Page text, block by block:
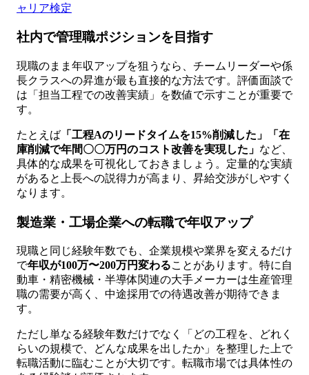
ャリア検定
社内で管理職ポジションを目指す
現職のまま年収アップを狙うなら、チームリーダーや係
長クラスへの昇進が最も直接的な方法です。評価面談で
は「担当工程での改善実績」を数値で示すことが重要で
す。
たとえば 「工程Aのリードタイムを15%削減した」「在
庫削減で年間〇〇万円のコスト改善を実現した」 など、
具体的な成果を可視化しておきましょう。定量的な実績
があると上長への説得力が高まり、昇給交渉がしやすく
なります。
製造業・工場企業への転職で年収アップ
現職と同じ経験年数でも、企業規模や業界を変えるだけ
で年収が100万〜200万円変わることがあります。特に自
動車・精密機械・半導体関連の大手メーカーは生産管理
職の需要が高く、中途採用での待遇改善が期待できま
す。
ただし単なる経験年数だけでなく「どの工程を、どれく
らいの規模で、どんな成果を出したか」を整理した上で
転職活動に臨むことが大切です。転職市場では具体性の